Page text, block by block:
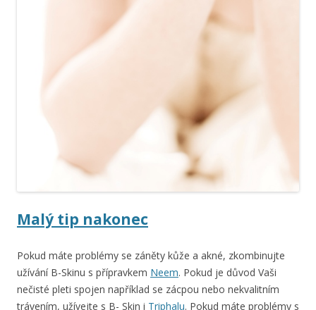
Malý tip nakonec
Pokud máte problémy se záněty kůže a akné, zkombinujte
užívání B-Skinu s přípravkem Neem. Pokud je důvod Vaši
nečisté pleti spojen například se zácpou nebo nekvalitním
trávením, užívejte s B- Skin i Triphalu. Pokud máte problémy s